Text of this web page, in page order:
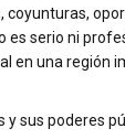
coyunturas,
es serio ni
en una región
y sus poderes